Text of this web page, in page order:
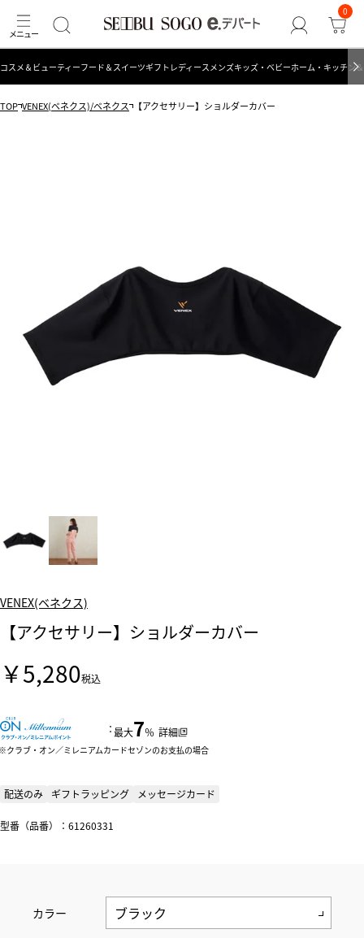
0
コスメ＆ビューティーフード＆スイーツギフト レディース メンズキッズ・ベビーホーム・キッチン
TOP VENEX(ベネクス)/ベネクス 【アクセサリー】ショルダーカバー
VENEX(ベネクス)
【アクセサリー】ショルダーカバー
￥5,280税込
：最大7％ 詳細
クラブ・オン／ミレニアムカードセゾンのお支払の場合
配送のみ ギフトラッピング メッセージカード
型番（品番）：61260331
カラー